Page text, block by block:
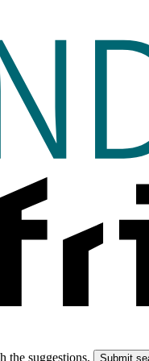
the suggestions. Submit